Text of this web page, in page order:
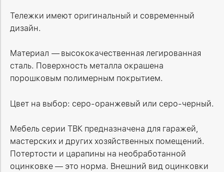
Тележки имеют оригинальный и современный
дизайн.
Материал — высококачественная легированная
сталь. Поверхность металла окрашена
порошковым полимерным покрытием.
Цвет на выбор: серо-оранжевый или серо-черный.
Мебель серии ТВК предназначена для гаражей,
мастерских и других хозяйственных помещений.
Потертости и царапины на необработанной
оцинковке — это норма. Внешний вид оцинковки